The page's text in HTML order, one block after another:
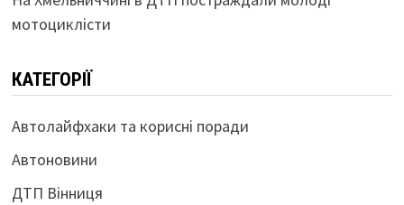
мотоциклісти
КАТЕГОРІЇ
Автолайфхаки та корисні поради
Автоновини
ДТП Вінниця